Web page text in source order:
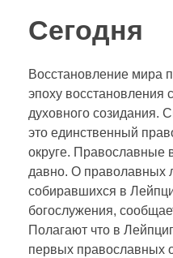
Сегодня
Восстановление мира
эпоху восстановления
духовного созидания.
это единственный
округе. Православные
давно. О праволавных
собиравшихся в
богослужения,
Полагают что в
первых православных